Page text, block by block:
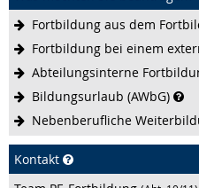
Fortbildung aus dem
Fortbildung bei einem
Abteilungsinterne
Bildungsurlaub (AWbG)
Nebenberufliche
Kontakt